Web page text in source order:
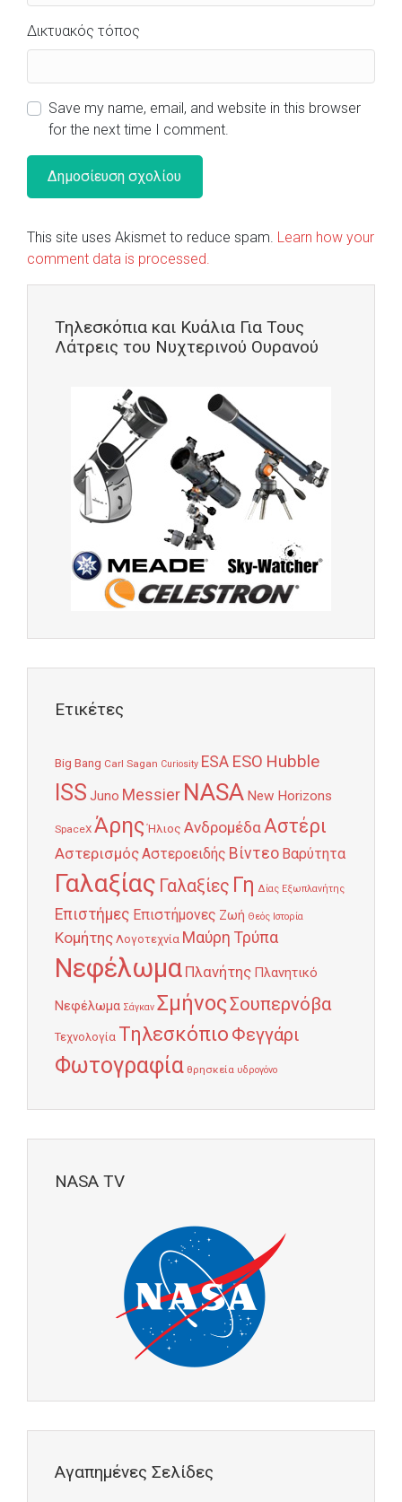
Δικτυακός τόπος
Save my name, email, and website in this browser
for the next time I comment.
This site uses Akismet to reduce spam. Learn how your
comment data is processed.
Τηλεσκόπια και Κυάλια Για Τους
Λάτρεις του Νυχτερινού Ουρανού
Ετικέτες
Big Bang Carl Sagan Curiosity ESA ESO Hubble
ISS Juno Messier NASA New Horizons
SpaceX Άρης Ήλιος ΑνδρομέδαΑστέρι
ΑστερισμόςΑστεροειδής Βίντεο Βαρύτητα
Γαλαξίας Γαλαξίες Γη Δίας Εξωπλανήτης
Επιστήμες Επιστήμονες Ζωή Θεός Ιστορία
Κομήτης Λογοτεχνία Μαύρη Τρύπα
Νεφέλωμα Πλανήτης Πλανητικό
Νεφέλωμα Σάγκαν ΣμήνοςΣουπερνόβα
Τεχνολογία Τηλεσκόπιο Φεγγάρι
Φωτογραφία θρησκεία υδρογόνο
NASA TV
Αγαπημένες Σελίδες